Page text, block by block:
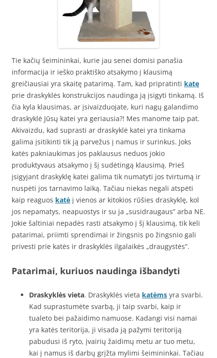
Tie kačių šeimininkai, kurie jau senei domisi panašia
informacija ir ieško praktiško atsakymo į klausimą
greičiausiai yra skaitę patarimą. Tam, kad pripratinti katę
prie draskyklės konstrukcijos naudinga ją įsigyti tinkamą. Iš
čia kyla klausimas, ar įsivaizduojate, kuri nagų galandimo
draskyklė Jūsų katei yra geriausia?! Mes manome taip pat.
Akivaizdu, kad suprasti ar draskyklė katei yra tinkama
galima įsitikinti tik ją parvežus į namus ir surinkus. Joks
katės pakniaukimas jos paklausus neduos jokio
produktyvaus atsakymo į šį sudėtingą klausimą. Prieš
įsigyjant draskyklę katei galima tik numatyti jos tvirtumą ir
nuspėti jos tarnavimo laiką. Tačiau niekas negali atspėti
kaip reaguos katė į vienos ar kitokios rūšies draskyklę, kol
jos nepamatys, neapuostys ir su ja „susidraugaus” arba NE.
Jokie šaltiniai nepadės rasti atsakymo į šį klausimą, tik keli
patarimai, priimti sprendimai ir žingsnis po žingsnio gali
privesti prie katės ir draskyklės ilgalaikės „draugystės”.
Patarimai, kuriuos naudinga išbandyti
Draskyklės vieta. Draskyklės vieta katėms yra svarbi.
Kad suprastumėte svarbą, ji taip svarbi, kaip ir
tualeto bei pažaidimo namuose. Kadangi visi namai
yra katės teritorija, ji visada ją pažymi teritoriją
pabudusi iš ryto, įvairių žaidimų metu ar tuo metu,
kai į namus iš darbų grįžta mylimi šeimininkai. Tačiau